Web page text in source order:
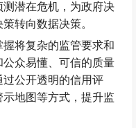
潜在危机，为政府决
转向数据决策。
握将复杂的监管要求和
众易懂、可信的质量
公开透明的信用评
地图等方式，提升监